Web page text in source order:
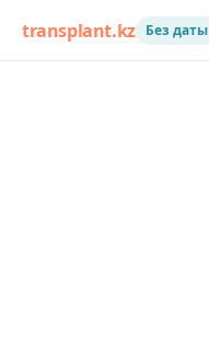
transplant.kz Без даты